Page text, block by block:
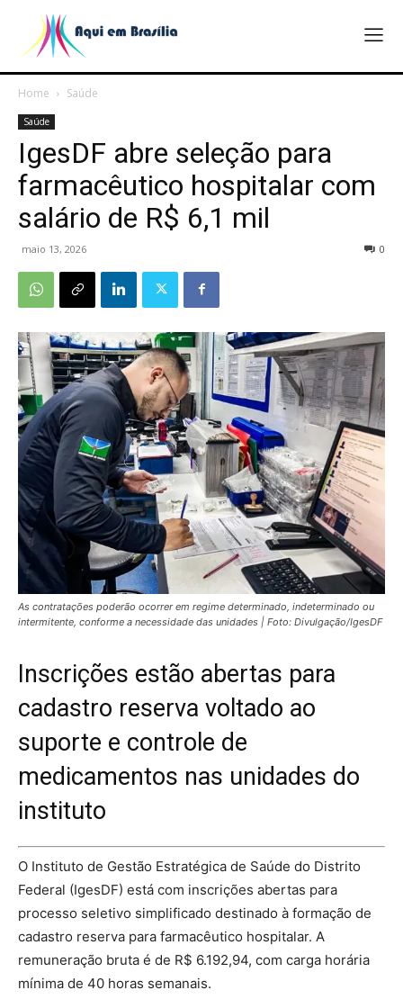
Home Saúde
Saúde
IgesDF abre seleção para
farmacêutico hospitalar com
salário de R$ 6,1 mil
maio 13, 2026 0
As contratações poderão ocorrer em regime determinado, indeterminado ou
intermitente, conforme a necessidade das unidades | Foto: Divulgação/IgesDF
Inscrições estão abertas para
cadastro reserva voltado ao
suporte e controle de
medicamentos nas unidades do
instituto
O Instituto de Gestão Estratégica de Saúde do Distrito
Federal (IgesDF) está com inscrições abertas para
processo seletivo simplificado destinado à formação de
cadastro reserva para farmacêutico hospitalar. A
remuneração bruta é de R$ 6.192,94, com carga horária
mínima de 40 horas semanais.